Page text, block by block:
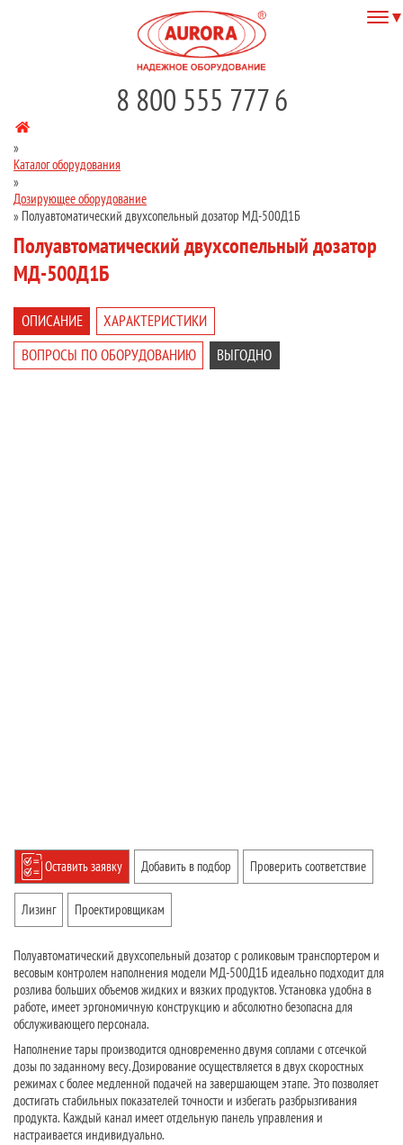
8 800 555 777 6
»
Каталог оборудования
»
Дозирующее оборудование
» Полуавтоматический двухсопельный дозатор МД-500Д1Б
Полуавтоматический двухсопельный дозатор
МД-500Д1Б
ОПИСАНИЕ
ХАРАКТЕРИСТИКИ
ВОПРОСЫ ПО ОБОРУДОВАНИЮ
ВЫГОДНО
Оставить заявку Добавить в подбор Проверить соответствие
Лизинг Проектировщикам
Полуавтоматический двухсопельный дозатор с роликовым транспортером и
весовым контролем наполнения модели МД-500Д1Б идеально подходит для
розлива больших объемов жидких и вязких продуктов. Установка удобна в
работе, имеет эргономичную конструкцию и абсолютно безопасна для
обслуживающего персонала.
Наполнение тары производится одновременно двумя соплами с отсечкой
дозы по заданному весу. Дозирование осуществляется в двух скоростных
режимах с более медленной подачей на завершающем этапе. Это позволяет
достигать стабильных показателей точности и избегать разбрызгивания
продукта. Каждый канал имеет отдельную панель управления и
настраивается индивидуально.